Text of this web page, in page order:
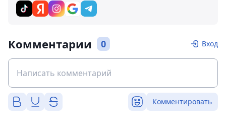
Комментарии 0 Вход
Комментировать